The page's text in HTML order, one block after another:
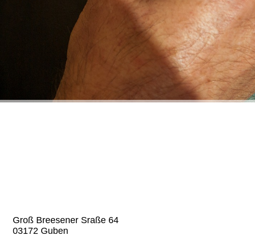
Groß Breesener Sraße 64
03172 Guben